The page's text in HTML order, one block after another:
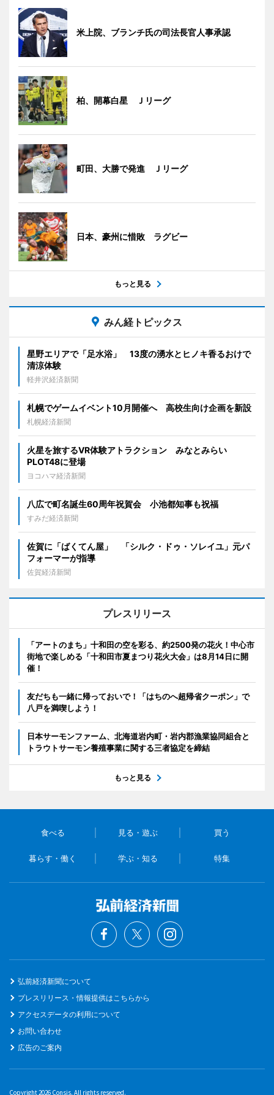
米上院、ブランチ氏の司法長官人事承認
柏、開幕白星 Ｊリーグ
町田、大勝で発進 Ｊリーグ
日本、豪州に惜敗 ラグビー
もっと見る
みん経トピックス
星野エリアで「足水浴」 13度の湧水とヒノキ香るおけで
清涼体験
軽井沢経済新聞
札幌でゲームイベント10月開催へ 高校生向け企画を新設
札幌経済新聞
火星を旅するVR体験アトラクション みなとみらい
PLOT48に登場
ヨコハマ経済新聞
八広で町名誕生60周年祝賀会 小池都知事も祝福
すみだ経済新聞
佐賀に「ばくてん屋」 「シルク・ドゥ・ソレイユ」元パ
フォーマーが指導
佐賀経済新聞
プレスリリース
「アートのまち」十和田の空を彩る、約2500発の花火！中心市
街地で楽しめる「十和田市夏まつり花火大会」は8月14日に開
催！
友だちも一緒に帰っておいで！「はちのへ超帰省クーポン」で
八戸を満喫しよう！
日本サーモンファーム、北海道岩内町・岩内郡漁業協同組合と
トラウトサーモン養殖事業に関する三者協定を締結
もっと見る
食べる 見る・遊ぶ 買う
暮らす・働く 学ぶ・知る 特集
弘前経済新聞について
プレスリリース・情報提供はこちらから
アクセスデータの利用について
お問い合わせ
広告のご案内
Copyright 2026 Consis. All rights reserved.